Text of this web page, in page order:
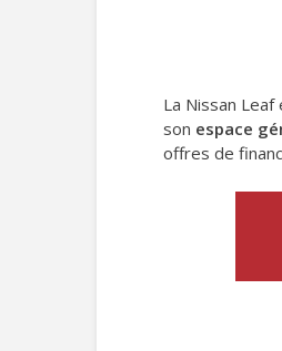
La Nissan Leaf
son espace
offres de